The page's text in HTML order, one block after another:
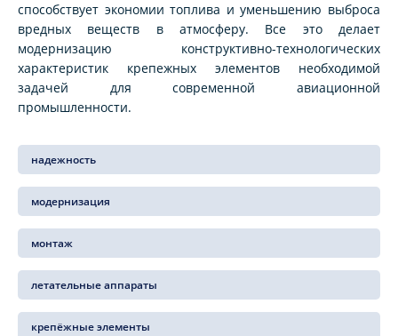
способствует экономии топлива и уменьшению выброса
вредных веществ в атмосферу. Все это делает
модернизацию конструктивно-технологических
характеристик крепежных элементов необходимой
задачей для современной авиационной
промышленности.
надежность
модернизация
монтаж
летательные аппараты
крепёжные элементы